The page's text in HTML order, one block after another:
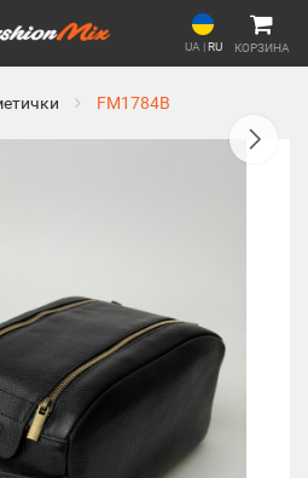
UA |RU КОРЗИНА
FM1784B